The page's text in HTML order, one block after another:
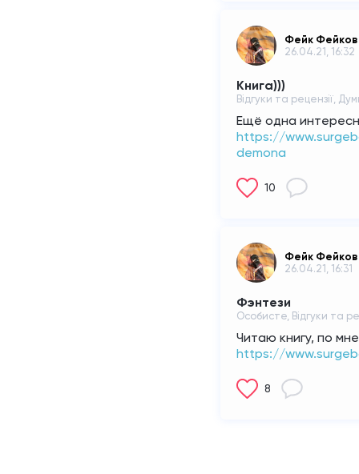
Фейк Фейков
26.04.21, 16:32
Книга)))
Відгуки та рецензії,
Ещё одна
https://
demona
10
Фейк Фейков
26.04.21, 16:31
Фэнтези
Особисте, Відгуки та
Читаю книгу, по
https://
8